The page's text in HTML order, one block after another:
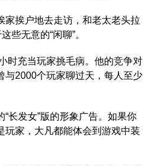
家挨户地去走访，和老太老头拉
些无意的“闲聊”。
时充当玩家挑毛病。他的竞争对
与2000个玩家聊过天，每人至少
长发女”版的形象广告。如果你
玩家，大凡都能体会到游戏中装